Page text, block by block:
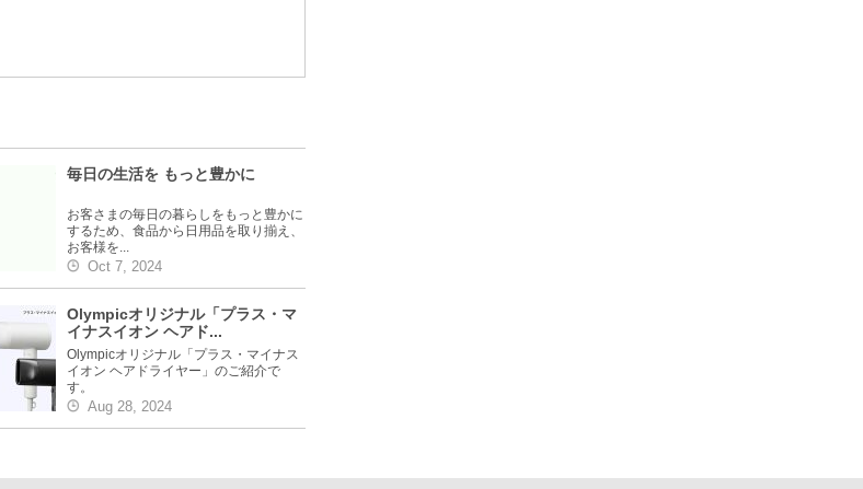
毎日の生活を もっと豊かに
お客さまの毎日の暮らしをもっと豊かに
するため、食品から日用品を取り揃え、
お客様を...
Oct 7, 2024
Olympicオリジナル「プラス・マ
イナスイオン ヘアド...
Olympicオリジナル「プラス・マイナス
イオン ヘアドライヤー」のご紹介で
す。
Aug 28, 2024